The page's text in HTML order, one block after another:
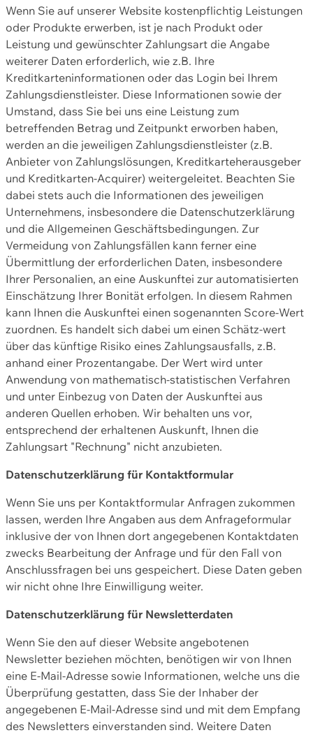
Wenn Sie auf unserer Website kostenpflichtig Leistungen
oder Produkte erwerben, ist je nach Produkt oder
Leistung und gewünschter Zahlungsart die Angabe
weiterer Daten erforderlich, wie z.B. Ihre
Kreditkarteninformationen oder das Login bei Ihrem
Zahlungsdienstleister. Diese Informationen sowie der
Umstand, dass Sie bei uns eine Leistung zum
betreffenden Betrag und Zeitpunkt erworben haben,
werden an die jeweiligen Zahlungsdienstleister (z.B.
Anbieter von Zahlungslösungen, Kreditkarteherausgeber
und Kreditkarten-Acquirer) weitergeleitet. Beachten Sie
dabei stets auch die Informationen des jeweiligen
Unternehmens, insbesondere die Datenschutzerklärung
und die Allgemeinen Geschäftsbedingungen. Zur
Vermeidung von Zahlungsfällen kann ferner eine
Übermittlung der erforderlichen Daten, insbesondere
Ihrer Personalien, an eine Auskunftei zur automatisierten
Einschätzung Ihrer Bonität erfolgen. In diesem Rahmen
kann Ihnen die Auskunftei einen sogenannten Score-Wert
zuordnen. Es handelt sich dabei um einen Schätz-wert
über das künftige Risiko eines Zahlungsausfalls, z.B.
anhand einer Prozentangabe. Der Wert wird unter
Anwendung von mathematisch-statistischen Verfahren
und unter Einbezug von Daten der Auskunftei aus
anderen Quellen erhoben. Wir behalten uns vor,
entsprechend der erhaltenen Auskunft, Ihnen die
Zahlungsart "Rechnung" nicht anzubieten.
Datenschutzerklärung für Kontaktformular
Wenn Sie uns per Kontaktformular Anfragen zukommen
lassen, werden Ihre Angaben aus dem Anfrageformular
inklusive der von Ihnen dort angegebenen Kontaktdaten
zwecks Bearbeitung der Anfrage und für den Fall von
Anschlussfragen bei uns gespeichert. Diese Daten geben
wir nicht ohne Ihre Einwilligung weiter.
Datenschutzerklärung für Newsletterdaten
Wenn Sie den auf dieser Website angebotenen
Newsletter beziehen möchten, benötigen wir von Ihnen
eine E-Mail-Adresse sowie Informationen, welche uns die
Überprüfung gestatten, dass Sie der Inhaber der
angegebenen E-Mail-Adresse sind und mit dem Empfang
des Newsletters einverstanden sind. Weitere Daten